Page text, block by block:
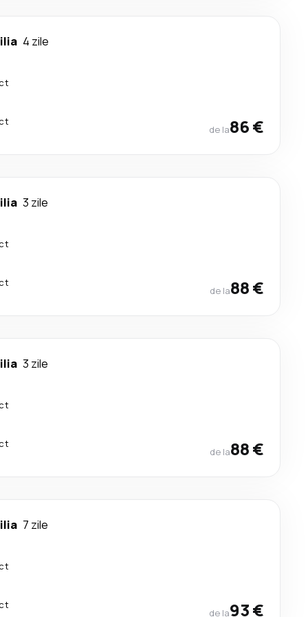
4 zile
de la86 €
3 zile
de la88 €
3 zile
de la88 €
7 zile
de la93 €